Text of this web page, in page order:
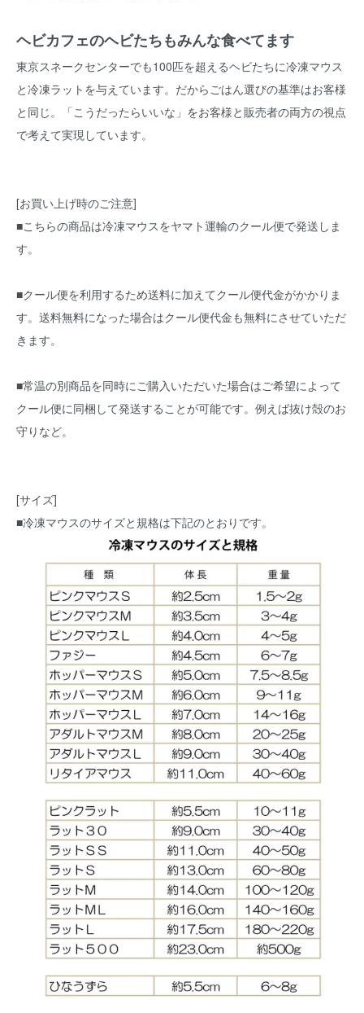
ヘビカフェのヘビたちもみんな食べてます
東京スネークセンターでも100匹を超えるヘビたちに冷凍マウス
と冷凍ラットを与えています。だからごはん選びの基準はお客様
と同じ。「こうだったらいいな」をお客様と販売者の両方の視点
で考えて実現しています。
[お買い上げ時のご注意]
■こちらの商品は冷凍マウスをヤマト運輸のクール便で発送しま
す。
■クール便を利用するため送料に加えてクール便代金がかかりま
す。送料無料になった場合はクール便代金も無料にさせていただ
きます。
■常温の別商品を同時にご購入いただいた場合はご希望によって
クール便に同梱して発送することが可能です。例えば抜け殻のお
守りなど。
[サイズ]
■冷凍マウスのサイズと規格は下記のとおりです。